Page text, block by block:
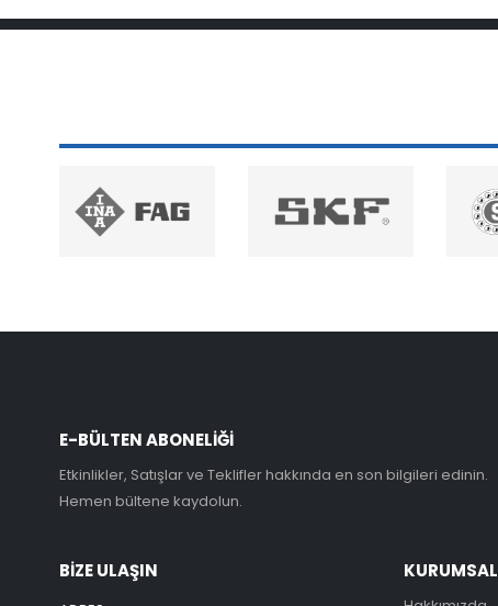
E-BÜLTEN ABONELİĞİ
Etkinlikler, Satışlar ve Teklifler hakkında en son bilgileri edinin.
Hemen bültene kaydolun.
BİZE ULAŞIN KURUMSAL